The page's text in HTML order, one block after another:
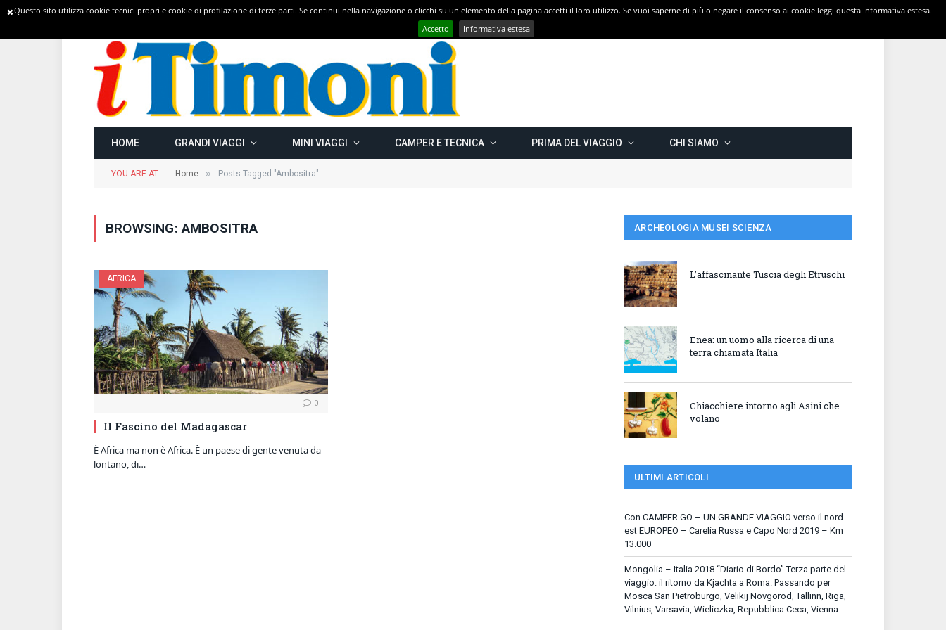
TRENDING Con CAMPER GO – UN GRANDE VIAGGIO verso il nord est EUROPEO – Carelia Russa e Capo Nord 2019 – Km 13.000
HOME GRANDI VIAGGI MINI VIAGGI CAMPER E TECNICA PRIMA DEL VIAGGIO CHI SIAMO
YOU ARE AT: Home » Posts Tagged "Ambositra"
BROWSING:AMBOSITRA
AFRICA
0
Il Fascino del Madagascar
È Africa ma non è Africa. È un paese di gente venuta da
lontano, di…
ARCHEOLOGIA MUSEI SCIENZA
L’affascinante Tuscia degli Etruschi
Enea: un uomo alla ricerca di una
terra chiamata Italia
Chiacchiere intorno agli Asini che
volano
ULTIMI ARTICOLI
Con CAMPER GO – UN GRANDE VIAGGIO verso il nord
est EUROPEO – Carelia Russa e Capo Nord 2019 – Km
13.000
Mongolia – Italia 2018 “Diario di Bordo” Terza parte del
viaggio: il ritorno da Kjachta a Roma. Passando per
Mosca San Pietroburgo, Velikij Novgorod, Tallinn, Riga,
Vilnius, Varsavia, Wieliczka, Repubblica Ceca, Vienna
Questo sito utilizza cookie tecnici propri e cookie di profilazione di terze parti. Se continui nella navigazione o clicchi su un elemento della pagina accetti il loro utilizzo. Se vuoi saperne di più o negare il consenso ai cookie leggi questa Informativa estesa.
Accetto
Informativa estesa